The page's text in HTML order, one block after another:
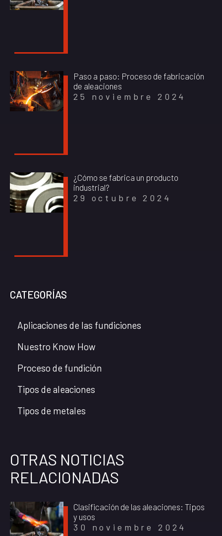
Paso a paso: Proceso de fabricación
de aleaciones
25 noviembre 2024
¿Cómo se fabrica un producto
industrial?
29 octubre 2024
CATEGORÍAS
Aplicaciones de las fundiciones
Nuestro Know How
Proceso de fundición
Tipos de aleaciones
Tipos de metales
OTRAS NOTICIAS
RELACIONADAS
Clasificación de las aleaciones: Tipos
y usos
30 noviembre 2024